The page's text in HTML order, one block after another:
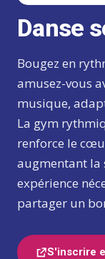
Danse
Bougez en
amusez-vous
musique,
La gym
renforce le
augmentant la
expérience
partager un
S'inscrire